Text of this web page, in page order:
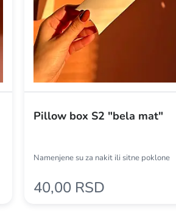
Pillow box S2 "bela mat"
Namenjene su za nakit ili sitne poklone
40,00 RSD